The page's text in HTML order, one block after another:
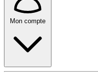
Mon compte